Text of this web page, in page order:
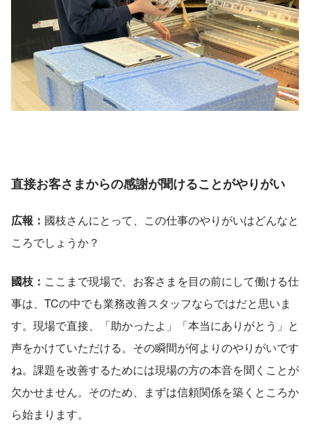
直接お客さまからの感謝が聞けることがやりがい
広報： 國枝さんにとって、この仕事のやりがいはどんなと
ころでしょうか？
國枝： ここまで現場で、お客さまを目の前にして働ける仕
事は、TCの中でも業務改善スタッフならではだと思いま
す。現場で直接、「助かったよ」「本当にありがとう」と
声をかけていただける。その瞬間が何よりのやりがいです
ね。課題を改善するためには現場の方の本音を聞くことが
欠かせません。そのため、まずは信頼関係を築くところか
ら始まります。